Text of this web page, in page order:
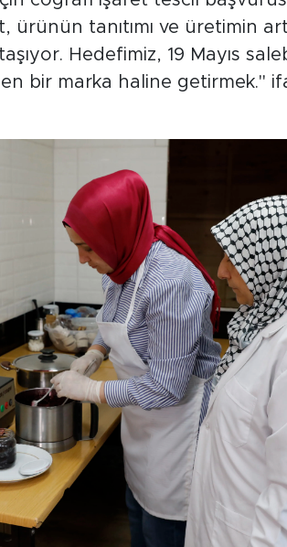
tanıtımı ve üretimin
Hedefimiz, 19 Mayıs
bir marka haline getirmek."